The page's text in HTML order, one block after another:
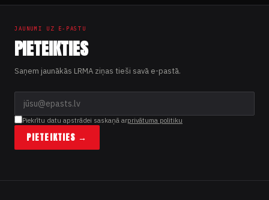
lappusēm
JAUNUMI UZ E-PASTU
PIETEIKTIES
Saņem jaunākās LRMA ziņas tieši savā e-pastā.
Piekrītu datu apstrādei saskaņā arprivātuma politiku
PIETEIKTIES →